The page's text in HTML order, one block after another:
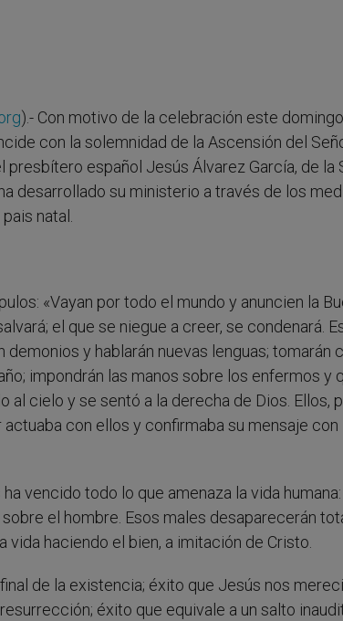
).- Con motivo de la celebración este
con la solemnidad de la Ascensión del
español Jesús Álvarez García, de la
desarrollado su ministerio a través de los
natal.
«Vayan por todo el mundo y anuncien la
el que se niegue a creer, se condenará.
demonios y hablarán nuevas lenguas; tomarán
impondrán las manos sobre los enfermos y
al cielo y se sentó a la derecha de Dios. Ellos,
con ellos y confirmaba su mensaje
vencido todo lo que amenaza la vida
sobre el hombre. Esos males desaparecerán
vida haciendo el bien, a imitación de Cristo.
de la existencia; éxito que Jesús nos
éxito que equivale a un salto